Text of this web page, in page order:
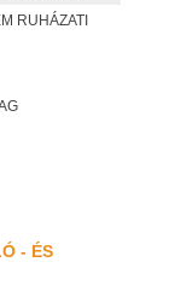
RUHÁZATI
- ÉS